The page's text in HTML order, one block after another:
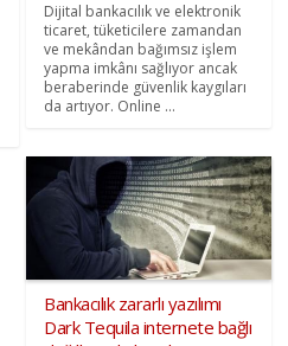
Dijital bankacılık ve elektronik
ticaret, tüketicilere zamandan
ve mekândan bağımsız işlem
yapma imkânı sağlıyor ancak
beraberinde güvenlik kaygıları
da artıyor. Online ...
Bankacılık zararlı yazılımı
Dark Tequila internete bağlı